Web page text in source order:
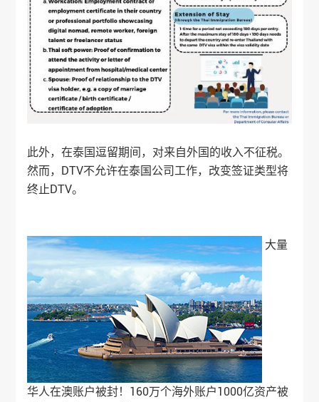
此外，在泰国逗留期间，对来自外国的收入不征税。
然而，DTV不允许在泰国公司工作，改变签证类型将
终止DTV。
大量
华人在澳账户被封！160万个海外账户1000亿资产被